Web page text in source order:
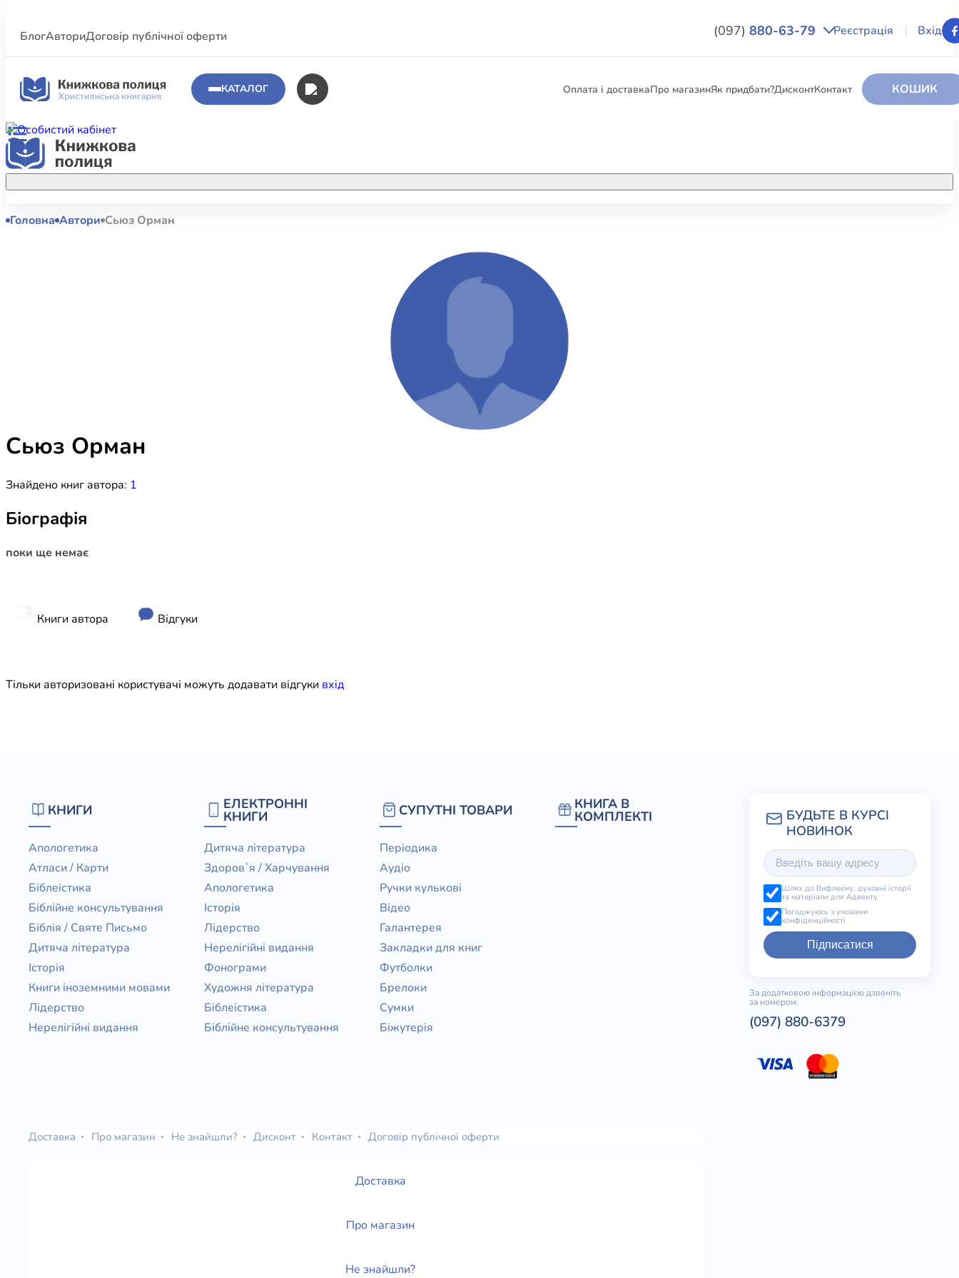
БлогАвториДоговір публічної оферти (097) 880-63-79 Реєстрація Вхід
КАТАЛОГ Оплата і доставкаПро магазинЯк придбати?ДисконтКонтакт КОШИК
Акційні пропозиції
полиці.
КНИГИ
Біблійне консультування
Художня література
ЕЛЕКТРОННІ КНИГИ
КНИГА В КОМПЛЕКТІ
Головна Автори Сьюз Орман
Сьюз Орман
Знайдено книг автора: 1
Біографія
поки ще немає
Книги автора Відгуки
Тільки авторизовані користувачі можуть додавати відгуки вхiд
КНИГИ
Апологетика
Атласи / Карти
Біблеістика
Біблійне консультування
Біблія / Святе Письмо
Дитяча література
Історія
Книги іноземними мовами
Лідерство
Нерелігійні видання
ЕЛЕКТРОННІ
КНИГИ
Дитяча література
Здоров`я / Харчування
Апологетика
Історія
Лідерство
Нерелігійні видання
Фонограми
Художня література
Біблеістика
Біблійне консультування
СУПУТНІ ТОВАРИ
Періодика
Аудіо
Ручки кулькові
Відео
Галантерея
Закладки для книг
Футболки
Брелоки
Сумки
Біжутерія
КНИГА В
КОМПЛЕКТІ
Шлях до Вифлеєму: духовні історії
та матеріали для Адвенту
Погоджуюсь з умовами
конфіденційності
Підписатися
За додатковою інформацією дзвоніть
за номером:
(097) 880-6379
Доставка Про магазин Не знайшли? Дисконт Контакт Договір публічної оферти
Доставка
Про магазин
Не знайшли?